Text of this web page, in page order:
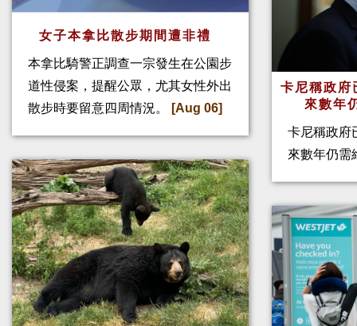
女子本拿比散步期間遭非禮
本拿比騎警正調查一宗發生在公園步
道性侵案，提醒公眾，尤其女性外出
散步時要留意四周情況。
[Aug 06]
卡尼稱政府
來數年
卡尼稱政府
來數年仍需